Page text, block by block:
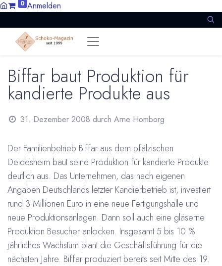
0 Anmelden
Biffar baut Produktion für
kandierte Produkte aus
31. Dezember 2008 durch Arne Homborg
Der Familienbetrieb Biffar aus dem pfälzischen
Deidesheim baut seine Produktion für kandierte Produkte
deutlich aus. Das Unternehmen, das nach eigenen
Angaben Deutschlands letzter Kandierbetrieb ist, investiert
rund 3 Millionen Euro in eine neue Fertigungshalle und
neue Produktionsanlagen. Dann soll auch eine gläserne
Produktion Besucher anlocken. Insgesamt 5 bis 10 %
jährliches Wachstum plant die Geschäftsführung für die
nächsten Jahre. Biffar produziert bereits seit Mitte des 19.